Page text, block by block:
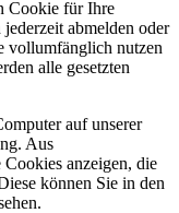
Cookie für Ihre
abmelden oder
vollumfänglich nutzen
alle gesetzten
auf unserer
Aus
anzeigen, die
können Sie in den